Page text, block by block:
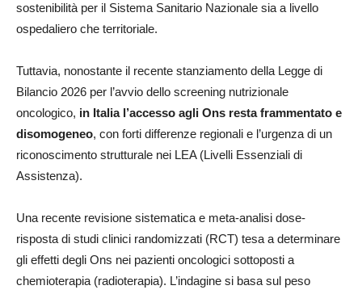
sostenibilità per il Sistema Sanitario Nazionale sia a livello
ospedaliero che territoriale.
Tuttavia, nonostante il recente stanziamento della Legge di
Bilancio 2026 per l’avvio dello screening nutrizionale
oncologico, in Italia l’accesso agli Ons resta frammentato e
disomogeneo, con forti differenze regionali e l’urgenza di un
riconoscimento strutturale nei LEA (Livelli Essenziali di
Assistenza).
Una recente revisione sistematica e meta-analisi dose-
risposta di studi clinici randomizzati (RCT) tesa a determinare
gli effetti degli Ons nei pazienti oncologici sottoposti a
chemioterapia (radioterapia). L’indagine si basa sul peso